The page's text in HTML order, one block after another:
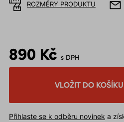
ROZMĚRY PRODUKTU
890 Kč s DPH
VLOŽIT DO KOŠÍKU
Přihlaste se k odběru novinek a